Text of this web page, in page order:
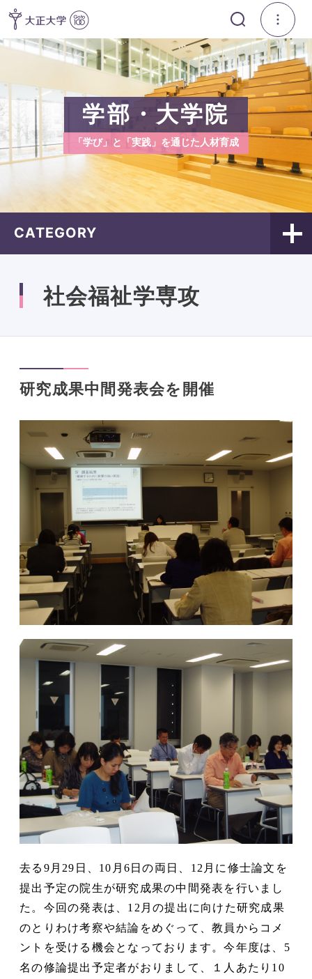
学部・大学院
「学び」と「実践」を通じた人材育成
CATEGORY
社会福祉学専攻
研究成果中間発表会を開催
去る 9月29 日、 10 月 6日の両日、 12 月に修士論文を
提出予定の院生が研究成果の中間発表を行いまし
た。今回の発表は、
12 月の提出に向けた研究成果
のとりわけ考察や結論をめぐって、教員からコメ
ントを受ける機会となっております。今年度は、
5
名の修論提出予定者がおりまして、１人あたり 10